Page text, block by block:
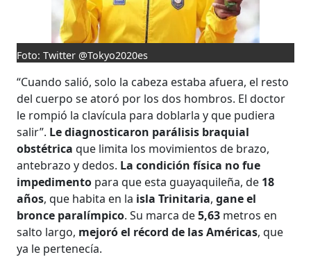
Foto: Twitter @Tokyo2020es
“Cuando salió, solo la cabeza estaba afuera, el resto
del cuerpo se atoró por los dos hombros. El doctor
le rompió la clavícula para doblarla y que pudiera
salir”. Le diagnosticaron parálisis braquial
obstétricaque limita los movimientos de brazo,
antebrazo y dedos. La condición física no fue
impedimento para que esta guayaquileña, de 18
años, que habita en la isla Trinitaria,gane el
bronce paralímpico. Su marca de5,63 metros en
salto largo, mejoró el récord de las Américas, que
ya le pertenecía.